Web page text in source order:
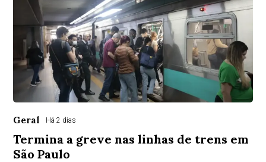
Geral Há 2 dias
Termina a greve nas linhas de trens em
São Paulo